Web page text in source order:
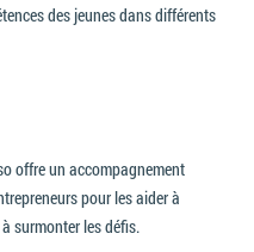
des jeunes dans différents
offre un accompagnement
pour les aider à
surmonter les défis.